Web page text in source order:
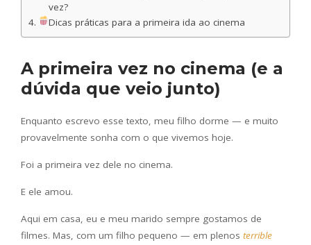
vez?
Dicas práticas para a primeira ida ao cinema
A primeira vez no cinema (e a
dúvida que veio junto)
Enquanto escrevo esse texto, meu filho dorme — e muito
provavelmente sonha com o que vivemos hoje.
Foi a primeira vez dele no cinema.
E ele amou.
Aqui em casa, eu e meu marido sempre gostamos de
filmes. Mas, com um filho pequeno — em plenos terrible